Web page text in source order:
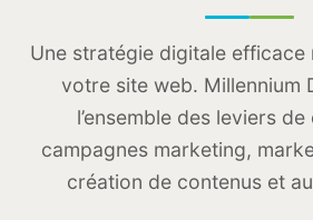
Une stratégie digitale efficace
votre site web. Millennium
l’ensemble des leviers
campagnes marketing,
création de contenus et